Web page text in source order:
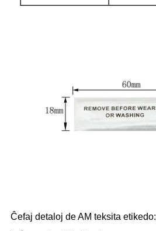
Ĉefaj detaloj de AM teksita etikedo: